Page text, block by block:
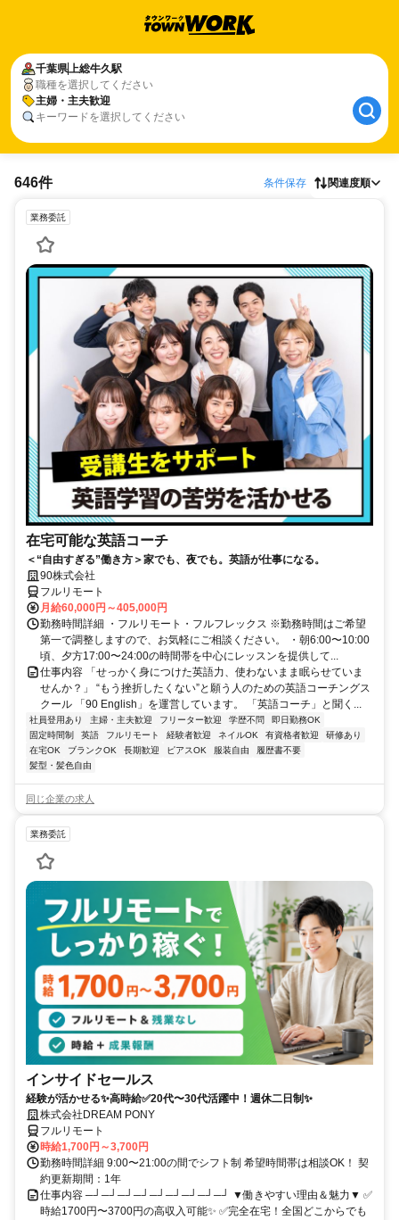
千葉県上総牛久駅
職種を選択してください
主婦・主夫歓迎
キーワードを選択してください
646件 条件保存 関連度順
業務委託
在宅可能な英語コーチ
＜“自由すぎる”働き方＞家でも、夜でも。英語が仕事になる。
90株式会社
フルリモート
月給60,000円～405,000円
勤務時間詳細 ・フルリモート・フルフレックス ※勤務時間はご希望
第一で調整しますので、お気軽にご相談ください。 ・朝6:00〜10:00
頃、夕方17:00〜24:00の時間帯を中心にレッスンを提供して...
仕事内容 「せっかく身につけた英語力、使わないまま眠らせていま
せんか？」 “もう挫折したくない”と願う人のための英語コーチングス
クール 「90 English」を運営しています。 「英語コーチ」と聞く...
社員登用あり 主婦・主夫歓迎 フリーター歓迎 学歴不問
即日勤務OK
固定時間制
英語 フルリモート 経験者歓迎 ネイルOK 有資格者歓迎
研修あり
在宅OK
ブランクOK 長期歓迎 ピアスOK 服装自由
履歴書不要
髪型・髪色自由
同じ企業の求人
業務委託
インサイドセールス
経験が活かせる✨高時給✅20代〜30代活躍中！週休二日制✨
株式会社DREAM PONY
フルリモート
時給1,700円～3,700円
勤務時間詳細 9:00〜21:00の間でシフト制 希望時間帯は相談OK！ 契
約更新期間：1年
仕事内容 ─┘─┘─┘─┘─┘─┘─┘─┘─┘ ▼働きやすい理由＆魅力▼ ✅
時給1700円〜3700円の高収入可能✨ ✅完全在宅！全国どこからでも